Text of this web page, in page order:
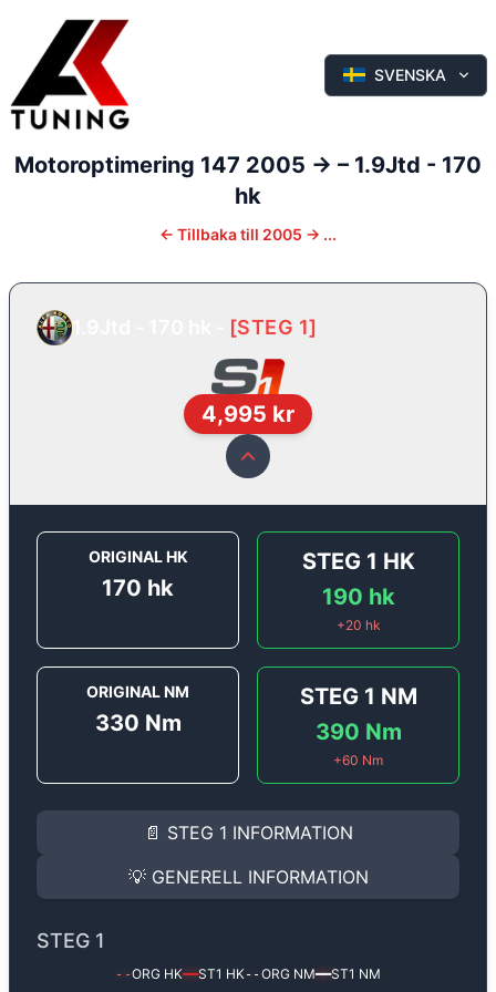
SVENSKA
Motoroptimering 147 2005 -> – 1.9Jtd - 170
hk
← Tillbaka till 2005 -> ...
[STEG 1]
4,995 kr
ORIGINAL HK
170 hk
STEG 1 HK
190 hk
+20 hk
ORIGINAL NM
330 Nm
STEG 1 NM
390 Nm
+60 Nm
📄 STEG 1 INFORMATION
INFORMATION
Steg 1
Alfa Romeo 147 1.9Jtd -
Effekten ökar från170 hktill190 hkoch
(+20 hk & +60 Nm).
Ger mer effekt, högre vridmoment, lägre
Steg 1 mjukvara justerar vi ett antal
💡 GENERELL INFORMATION
✅ All mjukvara är skräddarsydd för din bil
✅ Felsökning inann samt efter optimering
STEG 1
--ORG HK━━ST1 HK--ORG NM━━ST1 NM